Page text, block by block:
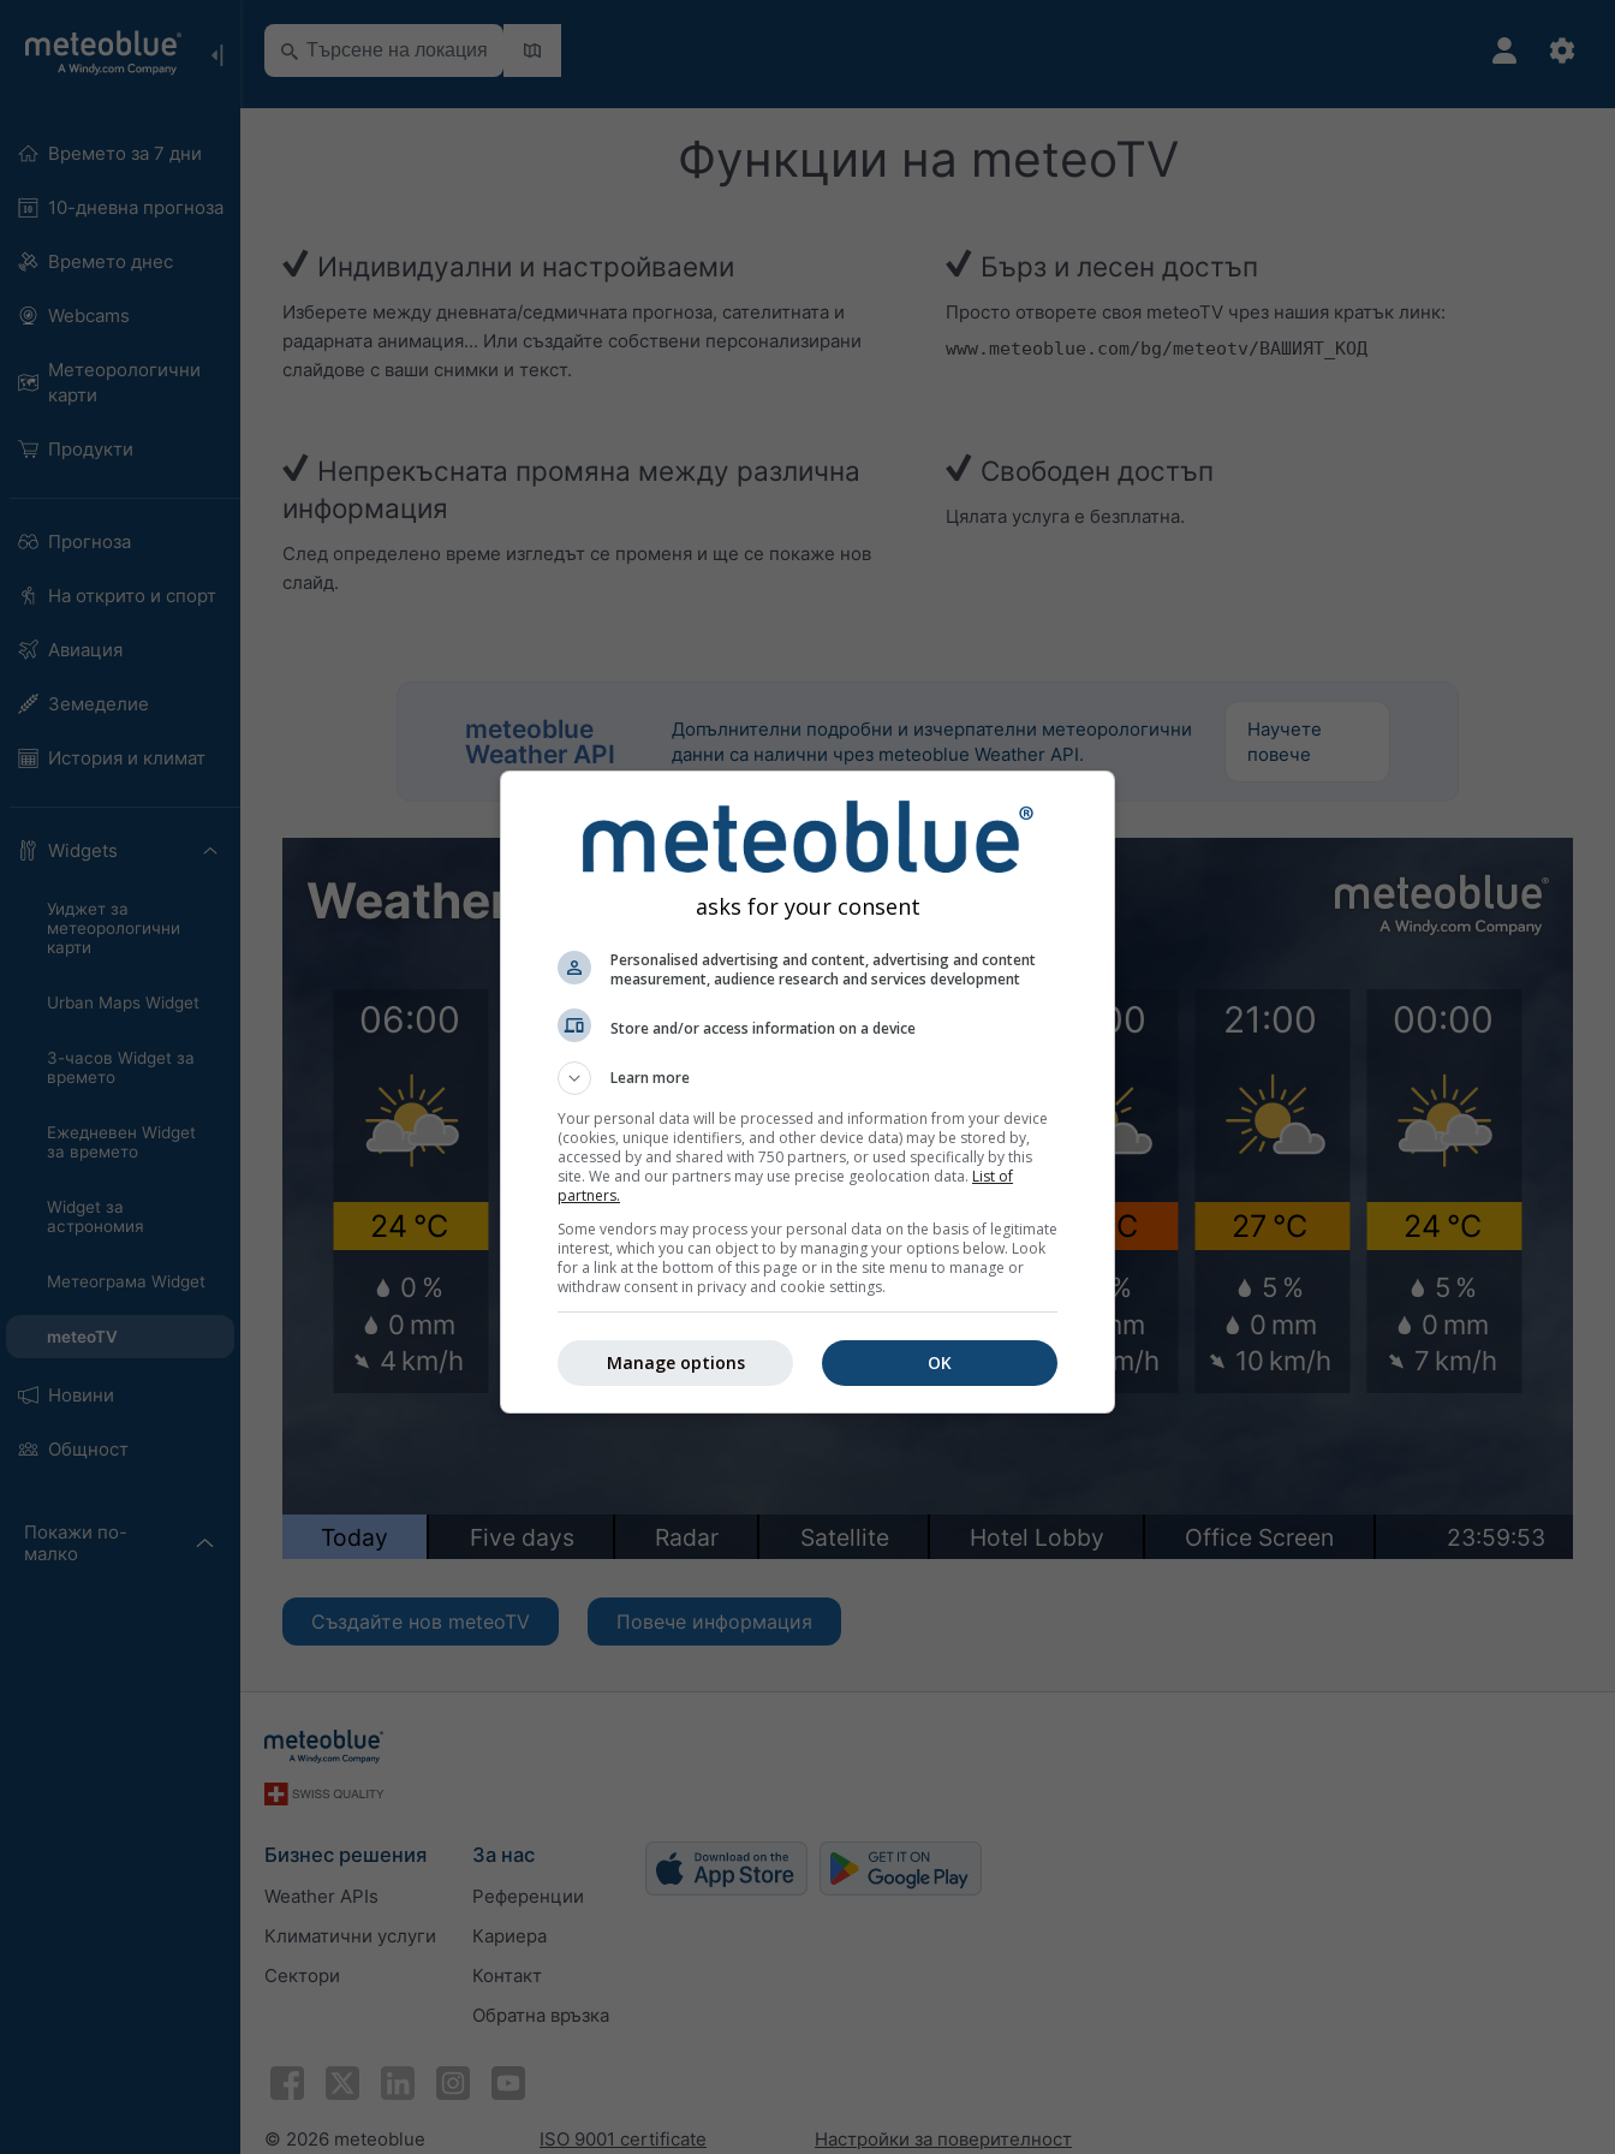
Времето за 7 дни
10-дневна прогноза
Времето днес
Webcams
Метеорологични
карти
Продукти
Прогноза
На открито и спорт
Авиация
Земеделие
История и климат
Widgets
Уиджет за
метеорологични
карти
Urban Maps Widget
3-часов Widget за
времето
Ежедневен Widget
за времето
Widget за
астрономия
Метеограма Widget
meteoTV
Новини
Общност
Покажи по-
малко
Функции на meteoTV
Индивидуални и настройваеми
Изберете между дневната/седмичната прогноза, сателитната и
радарната анимация... Или създайте собствени персонализирани
слайдове с ваши снимки и текст.
Бърз и лесен достъп
Просто отворете своя meteoTV чрез нашия кратък линк:
www.meteoblue.com/bg/meteotv/ВАШИЯТ_КОД
Непрекъсната промяна между различна
информация
След определено време изгледът се променя и ще се покаже нов
слайд.
Свободен достъп
Цялата услуга е безплатна.
meteoblue
Weather API
Допълнителни подробни и изчерпателни метеорологични
данни са налични чрез meteoblue Weather API.
Научете
повече
Създайте нов meteoTV Повече информация
Бизнес решения
Weather APIs
Климатични услуги
Сектори
За нас
Референции
Кариера
Контакт
Обратна връзка
© 2026 meteoblue ISO 9001 certificate Настройки за поверителност
asks for your consent
Personalised advertising and content, advertising and content
measurement, audience research and services development
Store and/or access information on a device
Learn more
Your personal data will be processed and information from your device
(cookies, unique identifiers, and other device data) may be stored by,
accessed by and shared with 750 partners, or used specifically by this
site. We and our partners may use precise geolocation data. List of
partners.
Some vendors may process your personal data on the basis of legitimate
interest, which you can object to by managing your options below. Look
for a link at the bottom of this page or in the site menu to manage or
withdraw consent in privacy and cookie settings.
OK
Manage options